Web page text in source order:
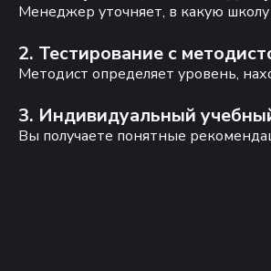
Менеджер уточняет, в какую
2. Тестирование с
Методист определяет уровень,
3. Индивидуальный
Вы получаете понятные